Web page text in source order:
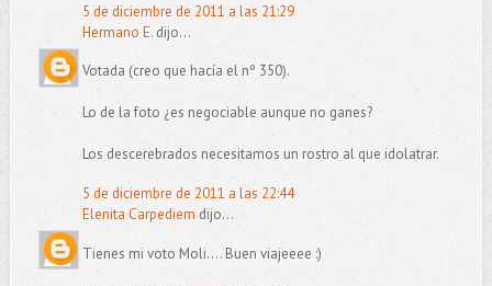
5 de diciembre de 2011 a las 21:29
Hermano E.dijo...
Votada (creo que hacía el nº 350).
Lo de la foto ¿es negociable aunque no ganes?
Los descerebrados necesitamos un rostro al que idolatrar.
5 de diciembre de 2011 a las 22:44
Elenita Carpediem dijo...
Tienes mi voto Moli.... Buen viajeeee :)